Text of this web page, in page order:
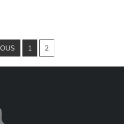
1 2